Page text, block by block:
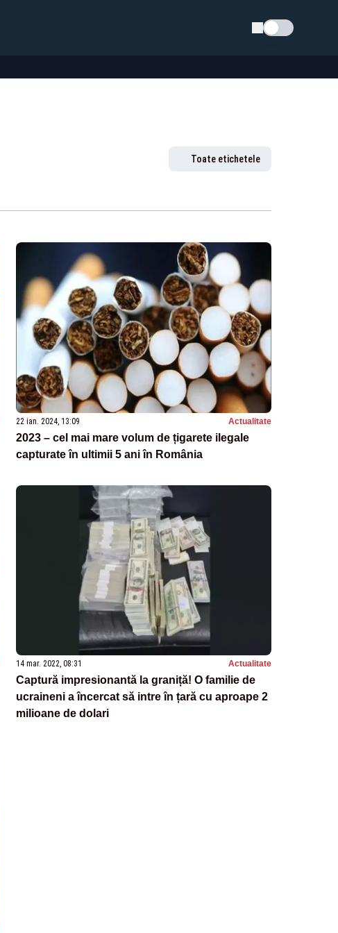
Schimba tema
Toate etichetele
22 ian. 2024, 13:09 Actualitate
2023 – cel mai mare volum de țigarete ilegale
capturate în ultimii 5 ani în România
14 mar. 2022, 08:31 Actualitate
Captură impresionantă la graniță! O familie de
ucraineni a încercat să intre în țară cu aproape 2
milioane de dolari